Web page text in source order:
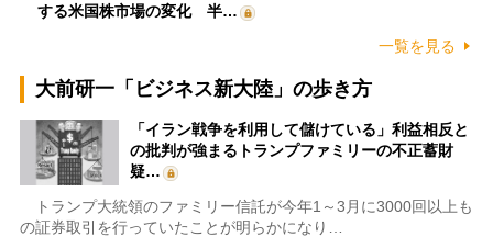
する米国株市場の変化 半…
一覧を見る
大前研一「ビジネス新大陸」の歩き方
「イラン戦争を利用して儲けている」利益相反と
の批判が強まるトランプファミリーの不正蓄財
疑…
トランプ大統領のファミリー信託が今年1～3月に3000回以上も
の証券取引を行っていたことが明らかになり…